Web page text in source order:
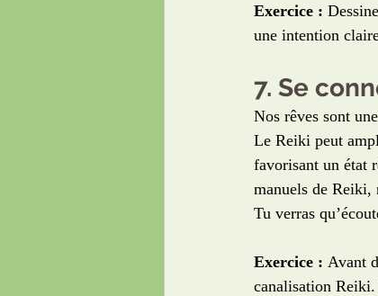
Exercice :
une intention
7. Se
Nos rêves sont
Le Reiki peut
favorisant un état
manuels de Reiki,
Tu verras
Exercice : Avant
canalisation